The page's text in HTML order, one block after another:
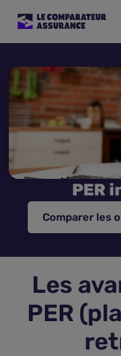
Mutuelle Santé
Assurance Moto
Assurance de prêt
Assurance Animaux
Assurance vie
Plus d'assurances
PER
Comparer les
Les
PER